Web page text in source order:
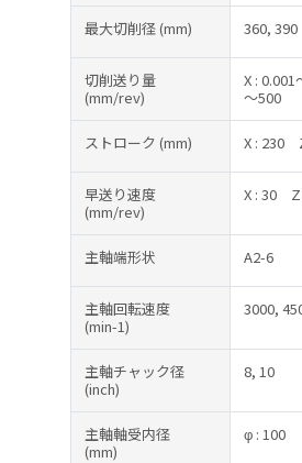
最大切削径(mm) 360, 390
切削送り量
(mm/rev)
X : 0.001
～500
ストローク (mm) X : 230
早送り速度
(mm/rev)
X : 30
主軸端形状 A2-6
主軸回転速度
(min-1)
3000,
主軸チャック径
(inch)
8, 10
主軸軸受内径
(mm)
φ : 100